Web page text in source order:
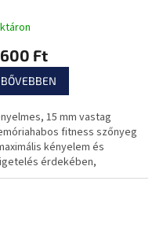
Ft
BŐVEBBEN
15 mm vastag
fitness szőnyeg
kényelem és
érdekében,
felület a